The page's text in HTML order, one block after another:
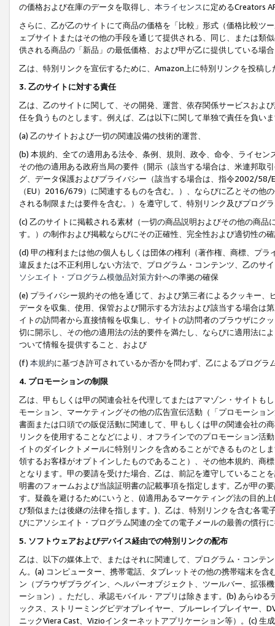
の価格および在庫のデータを取得し、 本ライセンスに定めるCreators
さらに、乙が乙のサイトにて商品の価格を「比較」形式（価格比較ツ
ェブサイトまたはその他の手段を通じて提供される、同じ、または類
供される商品の「新品」の最低価格、および甲が乙に提供している場
乙は、特別リンクを宣伝するために、Amazon上に特別リンクを投稿
3. 乙のサイトに対する責任
乙は、乙のサイトに関して、その開発、運営、依存関係サービスおよ
任を負うものとします。例えば、乙は以下に関して単独で責任を負い
(a) 乙のサイトおよび一切の関連設備の技術的運営、
(b) 本規約、全ての適用ある法令、条例、規則、政令、命令、ライセ
その他の適用ある政府当局の要件（開示（該当する場合は、米連邦取
グ、データ保護およびプライバシー（該当する場合は、指令2002/58/
（EU）2016/679）に関連するものを含む。）、ならびに乙とその他
される制限または要件を含む。）を遵守して、特別リンク及びプログ
(c) 乙のサイトに掲載される素材（一切の商品説明およびその他の商
す。）の制作および掲載ならびにその正確性、完全性および適切性の
(d) 甲の権利または他の個人もしくは団体の権利（著作権、商標、プ
違反または不正利用しない方法で、プログラム・コンテンツ、乙のサ
ソシエイト・プログラム模倣品対策方針への準拠の確保
(e) プライバシー規約その他を通じて、および第三者によるクッキー
データを収集、使用、保管および開示する方法および該当する場合は
イトの訪問者から直接情報を収集し、サイトの訪問者のブラウザにク
切に開示し、その他の適用法の法的要件を満たし、ならびに適用法に
ついて情報を提供すること、および
(f) 本規約に基づき許可されているか否かを問わず、乙によるプログ
4. プロモーションの制限
乙は、甲もしくは甲の関連会社を代理してまたはアマゾン・サイトも
モーション、マーケティングその他の広告宣伝活動（「プロモーショ
書面または口頭での販促活動に関連して、甲もしくは甲の関連会社の
リンクを使用することなどにより、オフラインでのプロモーション活
イトのダイレクトメールに特別リンクを含めることができるものとし
領するお客様がオプトインしたものであること）、その他本規約、商
となります。甲の要請を受けた場合、乙は、前記を遵守していること
明書のフォームおよび当該証明書の記載事項を指定します。乙が甲の
す。疑義を避けるためにいうと、(i)適用あるマーケティング法の目的
び類似または後継の法律を指します。)、乙は、特別リンクを含む各
びにアソシエイト・プログラム関連の全ての電子メールの最善の慣行
5. ソフトウェアおよびデバイス経由での特別リンクの配布
乙は、以下の媒体上で、またはそれに関連して、プログラム・コンテ
ん。(a) コンピューター、携帯電話、タブレットその他の携帯端末を
ン（ブラウザプラグイン、ヘルパーオブジェクト、ツールバー、拡張
ーション）。ただし、承認モバイル・アプリは除きます。(b) あらゆ
ックス、ストリーミングビデオプレイヤー、ブルーレイプレイヤー、
ニックViera Cast、Vizioインターネットアプリケーション等）。(c)